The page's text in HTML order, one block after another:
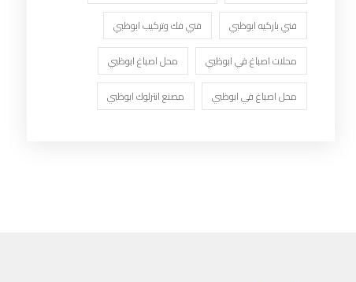
فني باركيه ابوظبي
فني فك وتركيب ابوظبي
محلات اصباغ في ابوظبي
محل اصباغ ابوظبي
محل اصباغ في ابوظبي
مصنع انترلوك ابوظبي